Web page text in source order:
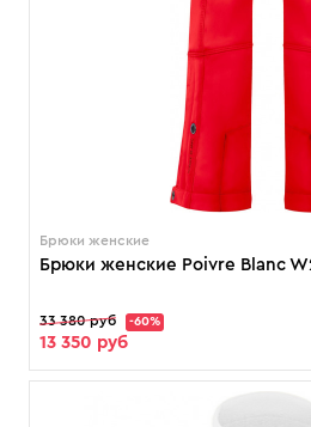
Брюки женские
Брюки женские Poivre Blanc
33 380 руб -60%
13 350 руб